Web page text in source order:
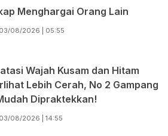
Menghargai Orang Lain
03/08/2026 | 05:55
Wajah Kusam dan Hitam
Lebih Cerah, No 2 Gampang
Dipraktekkan!
03/08/2026 | 14:55